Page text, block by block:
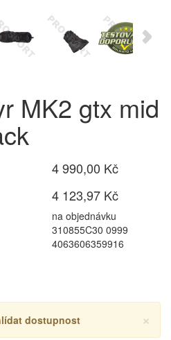
MK2 gtx mid
4 990,00 Kč
4 123,97 Kč
na objednávku
310855C30 0999
4063606359916
×
dostupnost